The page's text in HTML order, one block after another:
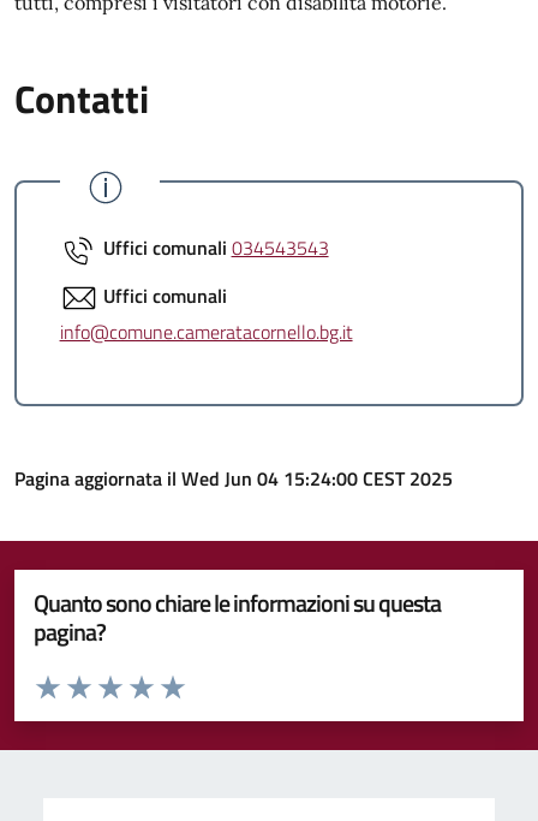
Contatti
Uffici comunali 034543543
Uffici comunali
info@comune.cameratacornello.bg.it
Pagina aggiornata il Wed Jun 04 15:24:00 CEST 2025
Quanto sono chiare le informazioni su questa
pagina?
Valuta da 1 a 5 stelle la pagina
Valuta 5 stelle su 5
Valuta 4 stelle su 5
Valuta 3 stelle su 5
Valuta 2 stelle su 5
Valuta 1 stelle su 5